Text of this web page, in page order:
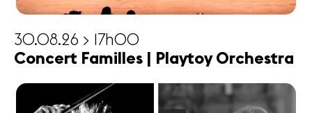
30.08.26 > 17h00
Concert Familles | Playtoy Orchestra